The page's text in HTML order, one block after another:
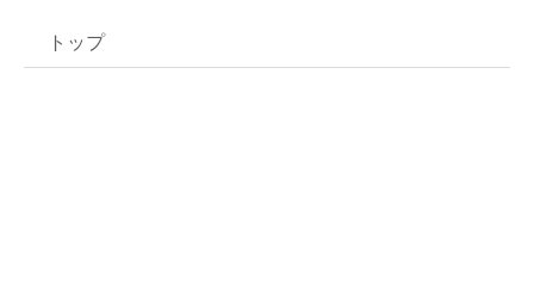
トップ